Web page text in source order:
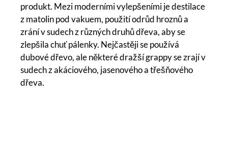
produkt. Mezi moderními vylepšeními je destilace
z matolin pod vakuem, použití odrůd hroznů a
zrání v sudech z různých druhů dřeva, aby se
zlepšila chuť pálenky. Nejčastěji se používá
dubové dřevo, ale některé dražší grappy se zrají v
sudech z akáciového, jasenového a třešňového
dřeva.